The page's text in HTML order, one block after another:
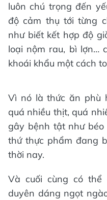
luôn chú trọng đến
độ cảm thụ tới từng
như biết kết hợp độ
loại nộm rau, bì lợn…
khoái khẩu một cách
Vì nó là thức ăn phù
quá nhiều thịt, quá
gây bệnh tật như
thứ thực phẩm đang
thời nay.
Và cuối cùng có
duyên dáng ngọt